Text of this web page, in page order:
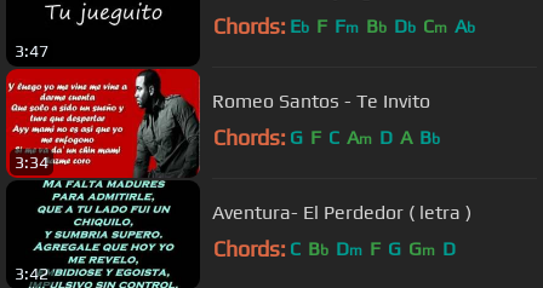
3:47
Chords: Eb F Fm Bb Db Cm Ab
3:34
Romeo Santos - Te Invito
Chords: G F C Am D A Bb
3:42
Aventura- El Perdedor ( letra )
Chords: C Bb Dm F G Gm D